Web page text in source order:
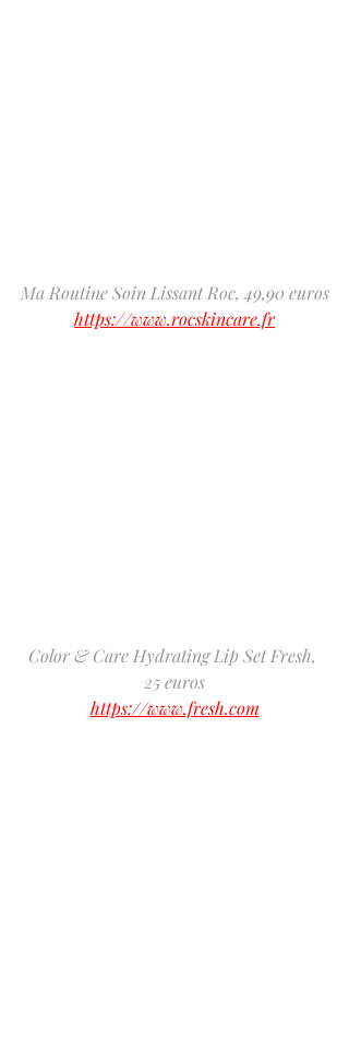
Ma Routine Soin Lissant Roc, 49,90 euros
https://www.rocskincare.fr
Color & Care Hydrating Lip Set Fresh,
25 euros
https://www.fresh.com